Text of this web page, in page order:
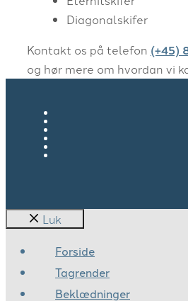
Diagonalskifer
Kontakt os på telefon (+45)
og hør mere om hvordan vi
Luk
Forside
Tagrender
Beklædninger